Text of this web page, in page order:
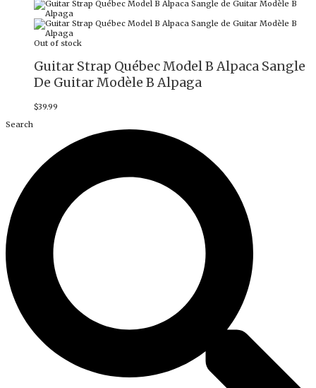
Out of stock
Guitar Strap Québec Model B Alpaca Sangle
De Guitar Modèle B Alpaga
$39.99
Search